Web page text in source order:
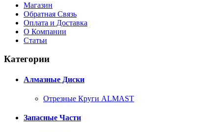
Магазин
Обратная Связь
Оплата и Доставка
О Компании
Статьи
Категории
Алмазные Диски
Отрезные Круги ALMAST
Запасные Части